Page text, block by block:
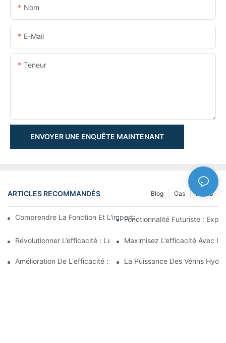
Nom
E-Mail
Teneur
ENVOYER UNE ENQUÊTE MAINTENANT
ARTICLES RECOMMANDÉS NEWS
Cas
Blog
Comprendre La Fonction Et L'importance Des Vérins
Fonctionnalité Futuriste :
Révolutionner L’efficacité : Le Vérin Télescopique Électrique
Maximisez L’efficacité Avec
Amélioration De L'efficacité : Les Avantages D'un Vérin
La Puissance Des Vérins